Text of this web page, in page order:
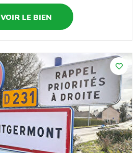
VOIR LE BIEN